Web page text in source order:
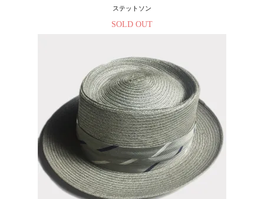
ステットソン
SOLD OUT